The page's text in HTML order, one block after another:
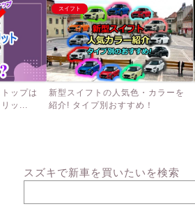
ップは
ッ...
スイフト
新型スイフトの人気色・カラーを
紹介! タイプ別おすすめ！
スズキで新車を買いたいを検索